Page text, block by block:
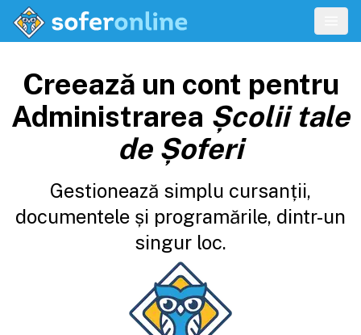
Creează un cont pentru
Administrarea Școlii tale
de Șoferi
Gestionează simplu cursanții,
documentele și programările, dintr-un
singur loc.